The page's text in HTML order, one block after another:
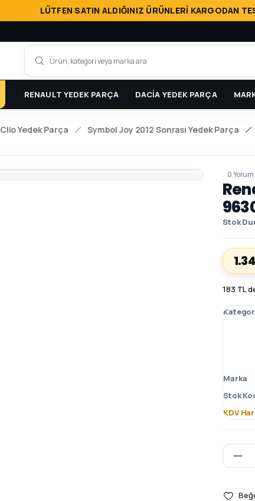
LÜTFEN SATIN ALDIĞINIZ ÜRÜNLERİ KARGODAN
RENAULT YEDEK PARÇA DACİA YEDEK PARÇA
Clio Yedek Parça Symbol Joy 2012 Sonrası Yedek Parça
0 Yorum
Stok
183 TL
Marka
Stok
KDV